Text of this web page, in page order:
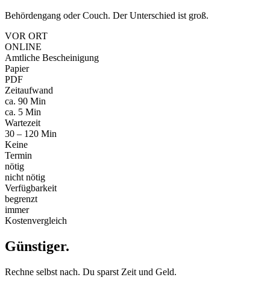
Behördengang oder Couch. Der Unterschied ist groß.
VOR ORT
ONLINE
Amtliche Bescheinigung
Papier
PDF
Zeitaufwand
ca. 90 Min
ca. 5 Min
Wartezeit
30 – 120 Min
Keine
Termin
nötig
nicht nötig
Verfügbarkeit
begrenzt
immer
Kostenvergleich
Günstiger.
Rechne selbst nach. Du sparst Zeit und Geld.